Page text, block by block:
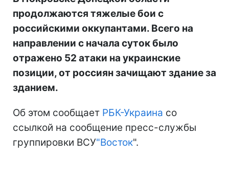
продолжаются тяжелые бои с
российскими оккупантами. Всего на
направлении с начала суток было
отражено 52 атаки на украинские
позиции, от россиян зачищают здание за
зданием.
Об этом сообщает РБК-Украина со
ссылкой на сообщение пресс-службы
группировки ВСУ"Восток".